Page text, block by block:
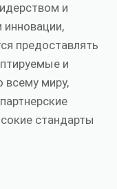
и
инновации,
предоставлять
и
всему миру,
стандарты